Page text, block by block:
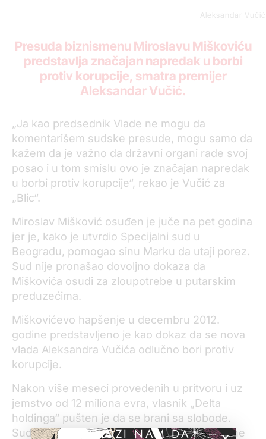
Aleksandar Vučić
Presuda biznismenu Miroslavu Miškoviću
predstavlja značajan napredak u borbi
protiv korupcije, smatra premijer
Aleksandar Vučić.
„Ja kao predsednik Vlade ne mogu da
komentarišem sudske presude, mogu samo da
kažem da je važno da državni organi rade svoj
posao i u tom smislu ovo je značajan napredak
u borbi protiv korupcije“, rekao je Vučić za
„Blic“.
Miroslav Mišković osuđen je juče na pet godina
jer je, kako je utvrdio Specijalni sud u
Beogradu, pomogao sinu Marku da utaji porez.
Sud nije pronašao dovoljno dokaza da
Miškovića osudi za zloupotrebe u putarskim
preduzećima.
Miškovićevo hapšenje u decembru 2012.
godine predstavljeno je kao dokaz da se nova
vlada Aleksandra Vučića odlučno bori protiv
korupcije.
Nakon više meseci provedenih u pritvoru i uz
jemstvo od 12 miliona evra, vlasnik „Delta
holdinga“ pušten je da se brani sa slobode.
Sudski postupak protiv njega pratile su brojne
POMOZI NAM DA